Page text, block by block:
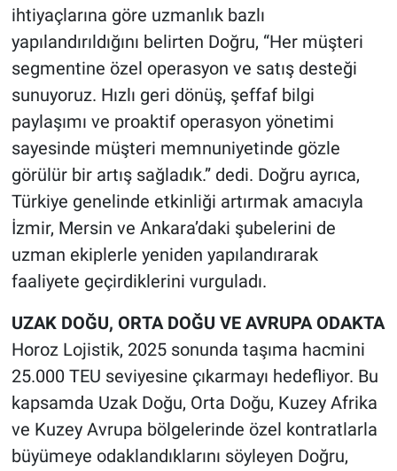
ihtiyaçlarına göre uzmanlık bazlı
yapılandırıldığını belirten Doğru, “Her müşteri
segmentine özel operasyon ve satış desteği
sunuyoruz. Hızlı geri dönüş, şeffaf bilgi
paylaşımı ve proaktif operasyon yönetimi
sayesinde müşteri memnuniyetinde gözle
görülür bir artış sağladık.” dedi. Doğru ayrıca,
Türkiye genelinde etkinliği artırmak amacıyla
İzmir, Mersin ve Ankara’daki şubelerini de
uzman ekiplerle yeniden yapılandırarak
faaliyete geçirdiklerini vurguladı.
UZAK DOĞU, ORTA DOĞU VE AVRUPA ODAKTA
Horoz Lojistik, 2025 sonunda taşıma hacmini
25.000 TEU seviyesine çıkarmayı hedefliyor. Bu
kapsamda Uzak Doğu, Orta Doğu, Kuzey Afrika
ve Kuzey Avrupa bölgelerinde özel kontratlarla
büyümeye odaklandıklarını söyleyen Doğru,